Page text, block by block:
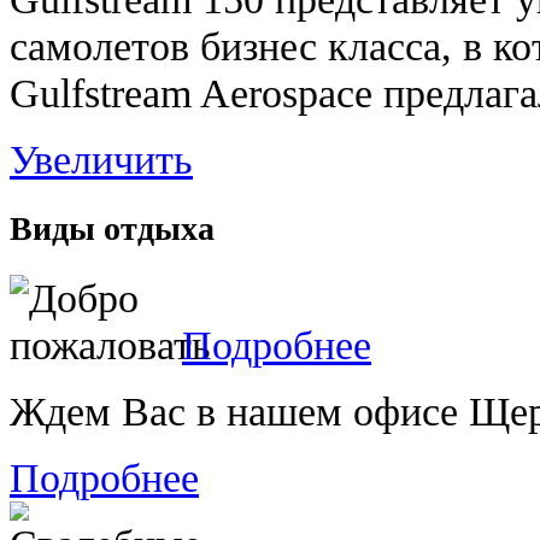
самолетов бизнес класса, в
Gulfstream Aerospace
Увеличить
Виды отдыха
Подробнее
Ждем Вас в нашем офисе
Подробнее